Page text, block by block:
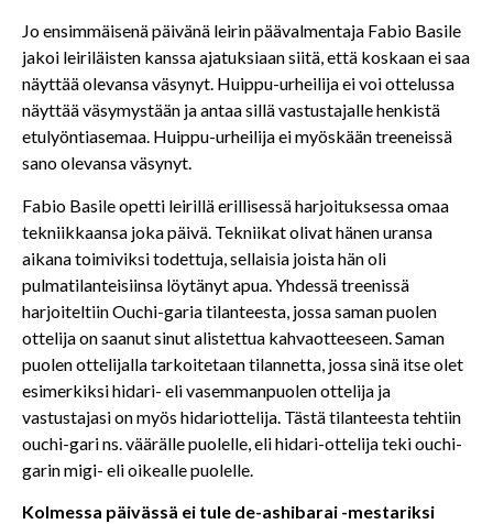
Jo ensimmäisenä päivänä leirin päävalmentaja Fabio Basile
jakoi leiriläisten kanssa ajatuksiaan siitä, että koskaan ei saa
näyttää olevansa väsynyt. Huippu-urheilija ei voi ottelussa
näyttää väsymystään ja antaa sillä vastustajalle henkistä
etulyöntiasemaa. Huippu-urheilija ei myöskään treeneissä
sano olevansa väsynyt.
Fabio Basile opetti leirillä erillisessä harjoituksessa omaa
tekniikkaansa joka päivä. Tekniikat olivat hänen uransa
aikana toimiviksi todettuja, sellaisia joista hän oli
pulmatilanteisiinsa löytänyt apua. Yhdessä treenissä
harjoiteltiin Ouchi-garia tilanteesta, jossa saman puolen
ottelija on saanut sinut alistettua kahvaotteeseen. Saman
puolen ottelijalla tarkoitetaan tilannetta, jossa sinä itse olet
esimerkiksi hidari- eli vasemmanpuolen ottelija ja
vastustajasi on myös hidariottelija. Tästä tilanteesta tehtiin
ouchi-gari ns. väärälle puolelle, eli hidari-ottelija teki ouchi-
garin migi- eli oikealle puolelle.
Kolmessa päivässä ei tule de-ashibarai -mestariksi